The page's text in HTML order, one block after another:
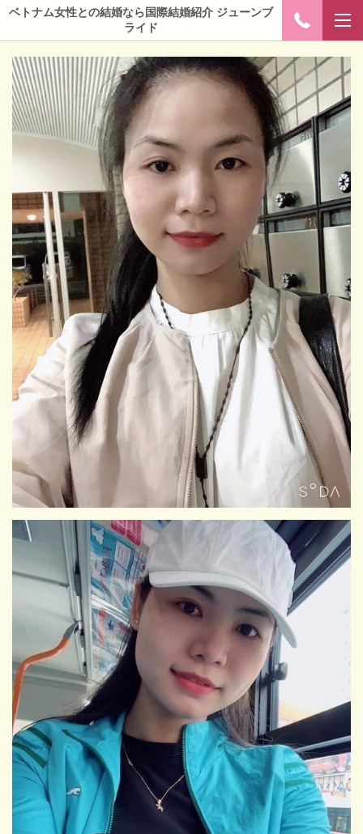
ベトナム女性との結婚なら国際結婚紹介 ジューンブ
ライド